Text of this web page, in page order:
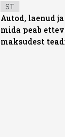
ST
Autod, laenud
mida peab
maksudest